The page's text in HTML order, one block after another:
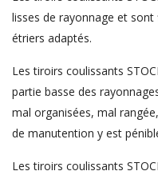
lisses de rayonnage et
étriers adaptés.
Les tiroirs coulissants
partie basse des
mal organisées, mal
de manutention y est
Les tiroirs coulissants